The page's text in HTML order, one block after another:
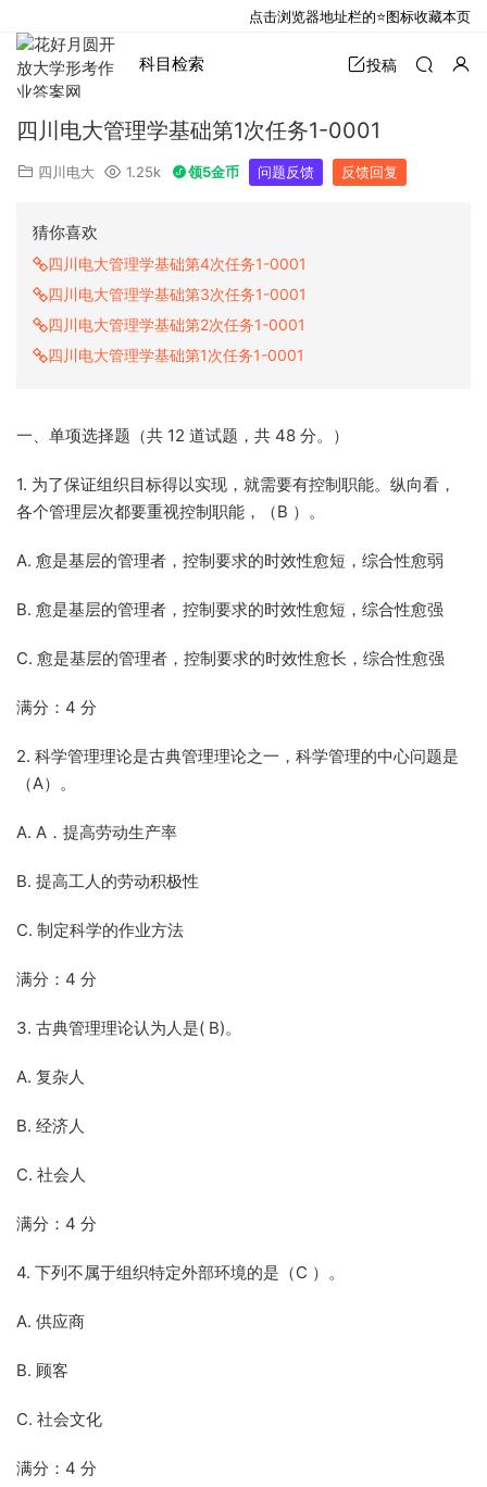
科目检索 投稿
四川电大管理学基础第1次任务1-0001
四川电大 1.25k 领5金币 问题反馈 反馈回复
猜你喜欢
四川电大管理学基础第4次任务1-0001
四川电大管理学基础第3次任务1-0001
四川电大管理学基础第2次任务1-0001
四川电大管理学基础第1次任务1-0001
一、单项选择题（共 12 道试题，共 48 分。）
1. 为了保证组织目标得以实现，就需要有控制职能。纵向看，
各个管理层次都要重视控制职能，（B ）。
A. 愈是基层的管理者，控制要求的时效性愈短，综合性愈弱
B. 愈是基层的管理者，控制要求的时效性愈短，综合性愈强
C. 愈是基层的管理者，控制要求的时效性愈长，综合性愈强
满分：4 分
2. 科学管理理论是古典管理理论之一，科学管理的中心问题是
（A）。
A. A．提高劳动生产率
B. 提高工人的劳动积极性
C. 制定科学的作业方法
满分：4 分
3. 古典管理理论认为人是( B)。
A. 复杂人
B. 经济人
C. 社会人
满分：4 分
4. 下列不属于组织特定外部环境的是（C ）。
A. 供应商
B. 顾客
C. 社会文化
满分：4 分
点击浏览器地址栏的⭐图标收藏本页